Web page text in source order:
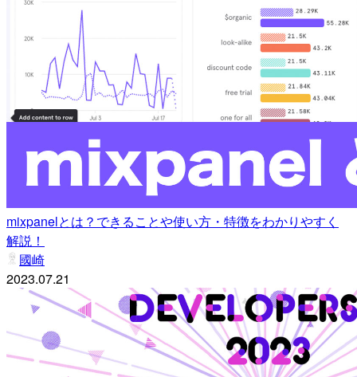
mixpanelとは？できることや使い方・特徴をわかりやすく
解説！
國崎
2023.07.21